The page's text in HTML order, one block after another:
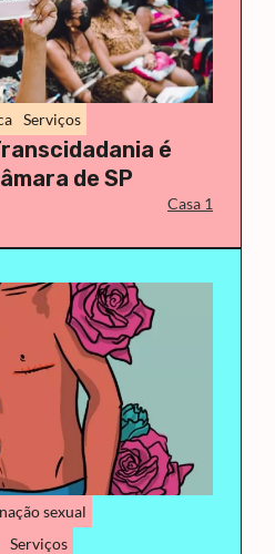
Serviços
é
de SP
Casa 1
sexual
Serviços